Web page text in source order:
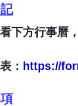
下方行事曆
： https://